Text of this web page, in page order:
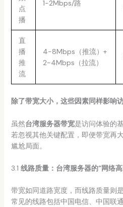
点
播
1-2Mbps/路
直
播
推
流
4-8Mbps（推流）+
2-4Mbps（拉流）
除了带宽大小，这些因素同样影响
虽然台湾服务器带宽是访问体验的
若忽视其他关键配置，即便带宽再
尴尬局面。
3.1 线路质量：台湾服务器的“网络
带宽如同道路宽度，而线路质量则
常见的线路包括中国电信、中国联